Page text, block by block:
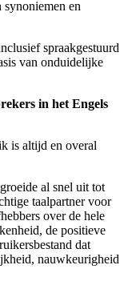
synoniemen en
spraakgestuurd
van onduidelijke
in het Engels
is altijd en overal
al snel uit tot
taalpartner voor
over de hele
de positieve
dat
nauwkeurigheid